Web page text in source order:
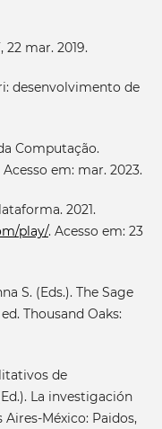
mar. 2019.
desenvolvimento de
Computação.
Acesso em: mar. 2023.
2021.
play/. Acesso em: 23
S. (Eds.). The Sage
Thousand Oaks:
de
La investigación
México: Paidos,